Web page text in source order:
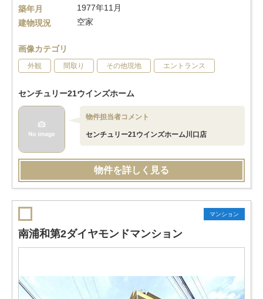
築年月
1977年11月
建物現況
空家
画像カテゴリ
外観 間取り その他現地 エントランス
センチュリー21ウインズホーム
物件担当者コメント
センチュリー21ウインズホーム川口店
物件を詳しく見る
マンション
南浦和第2ダイヤモンドマンション